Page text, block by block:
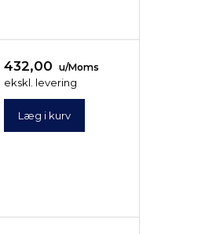
432,00 u/Moms
ekskl. levering
Læg i kurv